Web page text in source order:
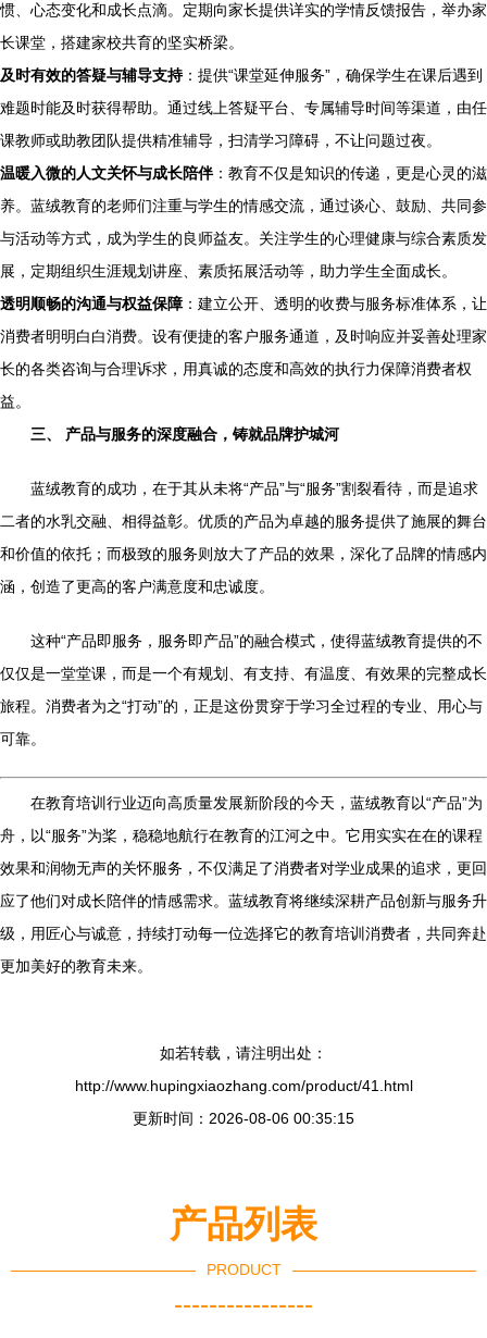
惯、心态变化和成长点滴。定期向家长提供详实的学情反馈报告，举办家
长课堂，搭建家校共育的坚实桥梁。
及时有效的答疑与辅导支持：提供“课堂延伸服务”，确保学生在课后遇到
难题时能及时获得帮助。通过线上答疑平台、专属辅导时间等渠道，由任
课教师或助教团队提供精准辅导，扫清学习障碍，不让问题过夜。
温暖入微的人文关怀与成长陪伴：教育不仅是知识的传递，更是心灵的滋
养。蓝绒教育的老师们注重与学生的情感交流，通过谈心、鼓励、共同参
与活动等方式，成为学生的良师益友。关注学生的心理健康与综合素质发
展，定期组织生涯规划讲座、素质拓展活动等，助力学生全面成长。
透明顺畅的沟通与权益保障 ：建立公开、透明的收费与服务标准体系，让
消费者明明白白消费。设有便捷的客户服务通道，及时响应并妥善处理家
长的各类咨询与合理诉求，用真诚的态度和高效的执行力保障消费者权
益。
三、 产品与服务的深度融合，铸就品牌护城河
蓝绒教育的成功，在于其从未将“产品”与“服务”割裂看待，而是追求
二者的水乳交融、相得益彰。优质的产品为卓越的服务提供了施展的舞台
和价值的依托；而极致的服务则放大了产品的效果，深化了品牌的情感内
涵，创造了更高的客户满意度和忠诚度。
这种“产品即服务，服务即产品”的融合模式，使得蓝绒教育提供的不
仅仅是一堂堂课，而是一个有规划、有支持、有温度、有效果的完整成长
旅程。消费者为之“打动”的，正是这份贯穿于学习全过程的专业、用心与
可靠。
在教育培训行业迈向高质量发展新阶段的今天，蓝绒教育以“产品”为
舟，以“服务”为桨，稳稳地航行在教育的江河之中。它用实实在在的课程
效果和润物无声的关怀服务，不仅满足了消费者对学业成果的追求，更回
应了他们对成长陪伴的情感需求。蓝绒教育将继续深耕产品创新与服务升
级，用匠心与诚意，持续打动每一位选择它的教育培训消费者，共同奔赴
更加美好的教育未来。
如若转载，请注明出处：
http://www.hupingxiaozhang.com/product/41.html
更新时间：2026-08-06 00:35:15
产品列表
PRODUCT
----------------